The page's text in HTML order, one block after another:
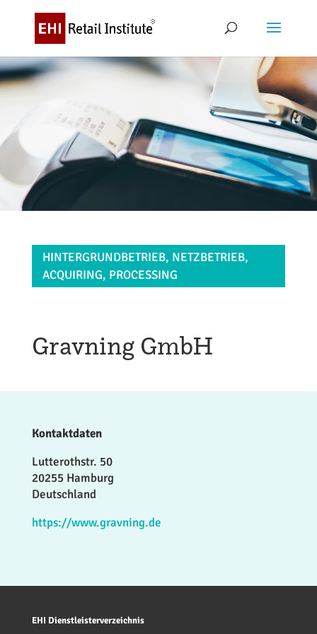
HINTERGRUNDBETRIEB, NETZBETRIEB,
ACQUIRING, PROCESSING
Gravning GmbH
Kontaktdaten
Lutterothstr. 50
20255 Hamburg
Deutschland
https://www.gravning.de
EHI Dienstleisterverzeichnis